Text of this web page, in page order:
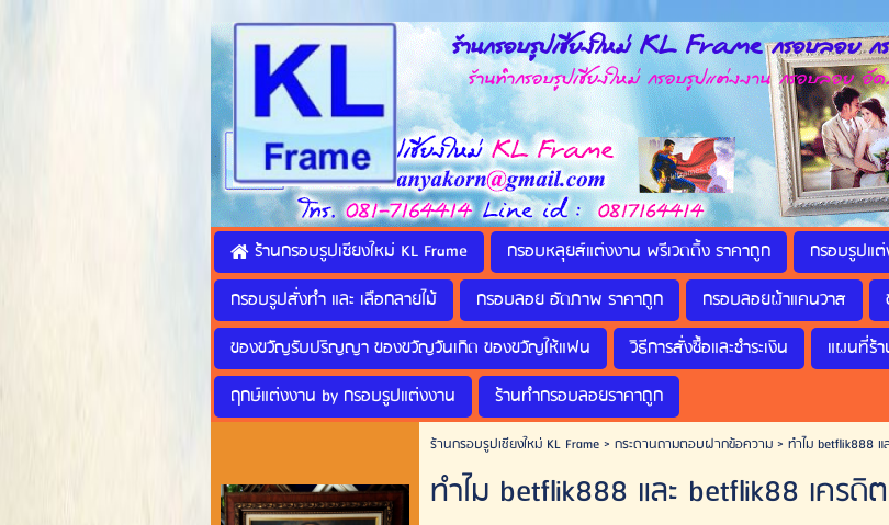
ร้านกรอบรูปเชียงใหม่ KL Frame กรอบลอย กร
ร้านทำกรอบรูปเชียงใหม่ กรอบรูปแต่งงาน กรอบลอย อั
ร้านกรอบรูปเชียงใหม่ KL Frame กรอบหลุยส์แต่งงาน พรีเวดดิ้ง ราคาถูก กรอบรูปแ
กรอบรูปสั่งทำ และ เลือกลายไม้
กรอบลอย อัดภาพ ราคาถูก กรอบลอยผ้าแคนวาส
ของขวัญรับปริญญา ของขวัญวันเกิด ของขวัญให้แฟน
วิธีการสั่งซื้อและชำระเงิน แผนที่ร้
ฤกษ์แต่งงาน by กรอบรูปแต่งงาน
ร้านทำกรอบลอยราคาถูก
ร้านกรอบรูปเชียงใหม่ KL Frame> กระดานถามตอบฝากข้อความ> ทำไม betflik888
ทำไม betflik888 และ betflik88 เคร